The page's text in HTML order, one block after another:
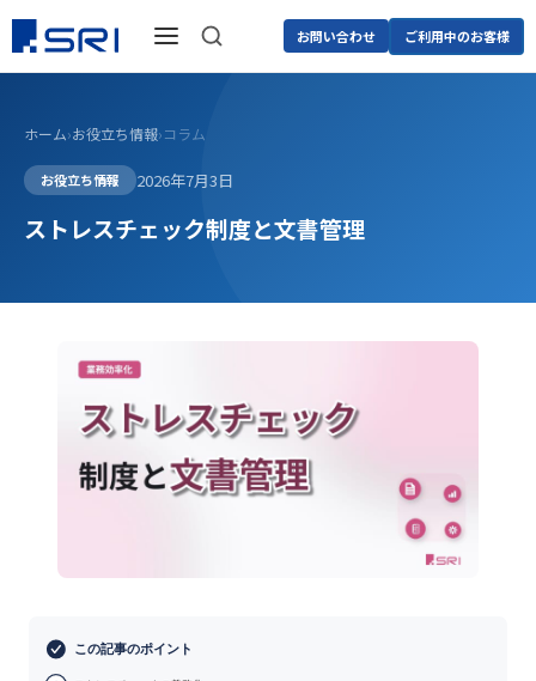
お問い合わせ ご利用中のお客様
ホーム›お役立ち情報›コラム
お役立ち情報 2026年7月3日
ストレスチェック制度と文書管理
この記事のポイント